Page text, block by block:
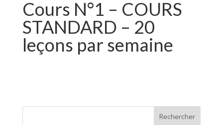
Cours N°1 – COURS
STANDARD – 20
leçons par semaine